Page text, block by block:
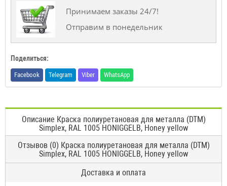
Принимаем заказы 24/7!
Отправим в понедельник
Поделиться:
Facebook Telegram Viber WhatsApp
Описание Краска полиуретановая для металла (DTM)
Simplex, RAL 1005 HONIGGELB, Honey yellow
Отзывов (0) Краска полиуретановая для металла (DTM)
Simplex, RAL 1005 HONIGGELB, Honey yellow
Доставка и оплата